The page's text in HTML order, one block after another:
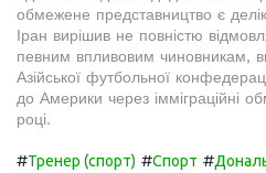
обмежене представництво є
Іран вирішив не повністю
певним впливовим чиновникам,
Азійської футбольної
до Америки через імміграційні
році.
#Тренер (спорт) #Спорт #